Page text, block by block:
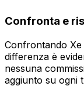
Confronta e
Confrontando
differenza è
nessuna
aggiunto su ogni